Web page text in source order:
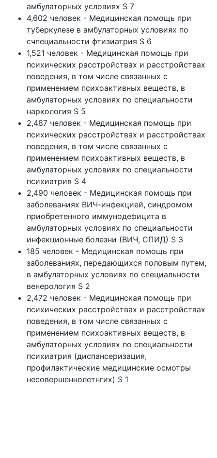
амбулаторных условиях S 7
4,602 человек - Медицинская помощь при
туберкулезе в амбулаторных условиях по
счпециальности фтизиатрия S 6
1,521 человек - Медицинская помощь при
психических расстройствах и расстройствах
поведения, в том числе связанных с
применением психоактивных веществ, в
амбулаторных условиях по специальности
наркология S 5
2,487 человек - Медицинская помощь при
психических расстройствах и расстройствах
поведения, в том числе связанных с
применением психоактивных веществ, в
амбулаторных условиях по специальности
психиатрия S 4
2,490 человек - Медицинская помощь при
заболеваниях ВИЧ-инфекцией, синдромом
приобретенного иммунодефицита в
амбулаторных условиях по специальности
инфекционные болезни (ВИЧ, СПИД) S 3
185 человек - Медицинская помощь при
заболеваниях, передающихся половым путем,
в амбулаторных условиях по специальности
венерология S 2
2,472 человек - Медицинская помощь при
психических расстройствах и расстройствах
поведения, в том числе связанных с
применением психоактивных веществ, в
амбулаторных условиях по специальности
психиатрия (диспансеризация,
профилактические медицинские осмотры
несовершеннолетнгих) S 1